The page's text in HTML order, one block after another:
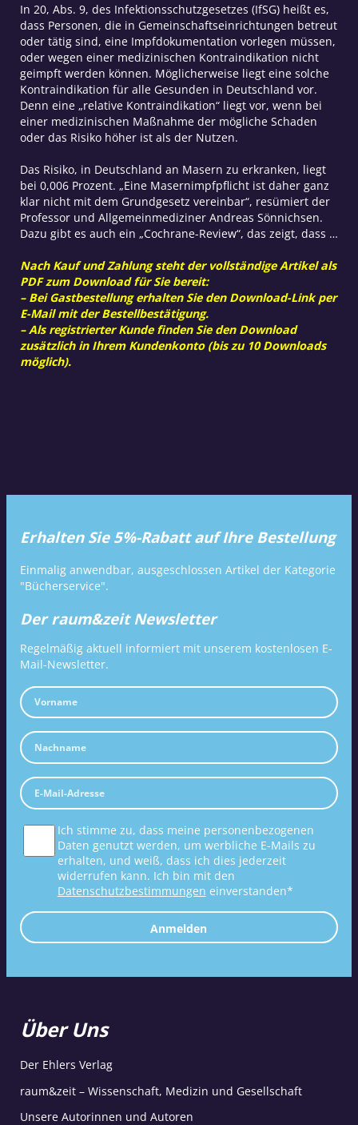
In 20, Abs. 9, des Infektionsschutzgesetzes (IfSG) heißt es,
dass Personen, die in Gemeinschaftseinrichtungen betreut
oder tätig sind, eine Impfdokumentation vorlegen müssen,
oder wegen einer medizinischen Kontraindikation nicht
geimpft werden können. Möglicherweise liegt eine solche
Kontraindikation für alle Gesunden in Deutschland vor.
Denn eine „relative Kontraindikation“ liegt vor, wenn bei
einer medizinischen Maßnahme der mögliche Schaden
oder das Risiko höher ist als der Nutzen.
Das Risiko, in Deutschland an Masern zu erkranken, liegt
bei 0,006 Prozent. „Eine Masernimpfpflicht ist daher ganz
klar nicht mit dem Grundgesetz vereinbar“, resümiert der
Professor und Allgemeinmediziner Andreas Sönnichsen.
Dazu gibt es auch ein „Cochrane-Review“, das zeigt, dass …
Nach Kauf und Zahlung steht der vollständige Artikel als
PDF zum Download für Sie bereit:
– Bei Gastbestellung erhalten Sie den Download-Link per
E-Mail mit der Bestellbestätigung.
– Als registrierter Kunde finden Sie den Download
zusätzlich in Ihrem Kundenkonto (bis zu 10 Downloads
möglich).
Erhalten Sie 5%-Rabatt auf Ihre Bestellung
Einmalig anwendbar, ausgeschlossen Artikel der Kategorie
"Bücherservice".
Der raum&zeit Newsletter
Regelmäßig aktuell informiert mit unserem kostenlosen E-
Mail-Newsletter.
Ich stimme zu, dass meine personenbezogenen
Daten genutzt werden, um werbliche E-Mails zu
erhalten, und weiß, dass ich dies jederzeit
widerrufen kann. Ich bin mit den
Datenschutzbestimmungen einverstanden*
Anmelden
Über Uns
Der Ehlers Verlag
raum&zeit – Wissenschaft, Medizin und Gesellschaft
Unsere Autorinnen und Autoren